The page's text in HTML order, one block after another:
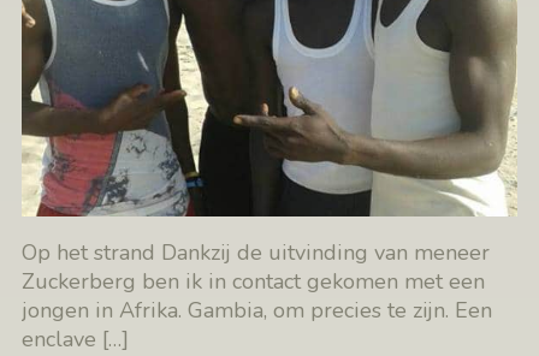
Op het strand Dankzij de uitvinding van meneer
Zuckerberg ben ik in contact gekomen met een
jongen in Afrika. Gambia, om precies te zijn. Een
enclave […]